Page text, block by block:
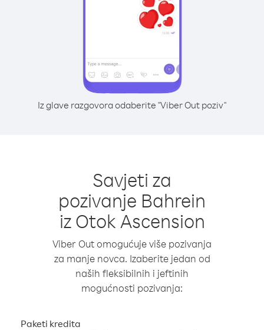
Iz glave razgovora odaberite "Viber Out poziv"
Savjeti za
pozivanje Bahrein
iz Otok Ascension
Viber Out omogućuje više pozivanja
za manje novca. Izaberite jedan od
naših fleksibilnih i jeftinih
mogućnosti pozivanja:
Paketi kredita